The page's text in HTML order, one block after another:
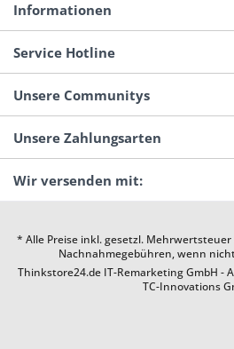
Informationen
Service Hotline
Unsere Communitys
Unsere Zahlungsarten
Wir versenden mit:
* Alle Preise inkl. gesetzl. Mehrwertsteuer
Nachnahmegebühren, wenn
Thinkstore24.de IT-Remarketing GmbH -
TC-Innovations